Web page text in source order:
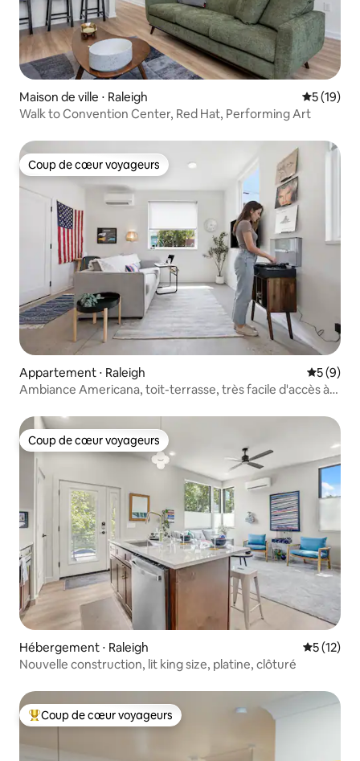
Maison de ville ⋅ Raleigh
5 (19)
Walk to Convention Center, Red Hat, Performing Art
Coup de cœur voyageurs
Coup de cœur voyageurs
Appartement ⋅ Raleigh
5 (9)
Ambiance Americana, toit-terrasse, très facile d'accès à
Coup de cœur voyageurs
Coup de cœur voyageurs
Hébergement ⋅ Raleigh
5 (12)
Nouvelle construction, lit king size, platine, clôturé
Coups de cœur voyageurs les plus appréciés
Coup de cœur voyageurs